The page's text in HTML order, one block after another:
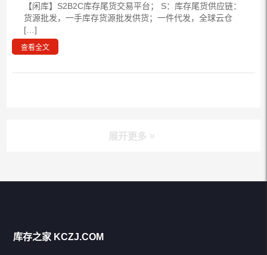
【闲库】S2B2C库存尾货交易平台； S：库存尾货供应链：
货源批发，一手库存货源批发供货；一件代发，全球云仓
[…]
查看全文
展开更多
库存之家 KCZJ.COM